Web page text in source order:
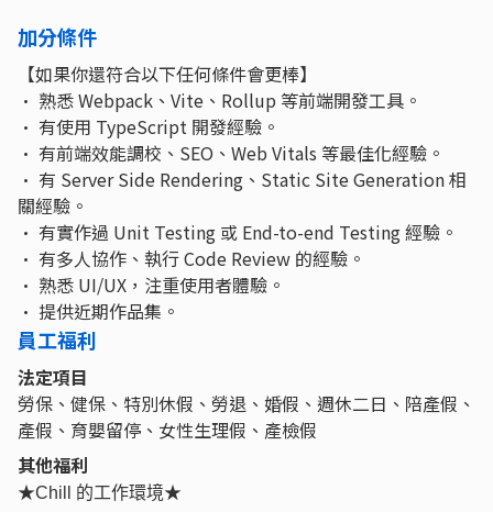
加分條件
【如果你還符合以下任何條件會更棒】
• 熟悉 Webpack、Vite、Rollup 等前端開發工具。
• 有使用 TypeScript 開發經驗。
• 有前端效能調校、SEO、Web Vitals 等最佳化經驗。
• 有 Server Side Rendering、Static Site Generation 相
關經驗。
• 有實作過 Unit Testing 或 End-to-end Testing 經驗。
• 有多人協作、執行 Code Review 的經驗。
• 熟悉 UI/UX，注重使用者體驗。
• 提供近期作品集。
員工福利
法定項目
勞保、健保、特別休假、勞退、婚假、週休二日、陪產假、
產假、育嬰留停、女性生理假、產檢假
其他福利
★Chill 的工作環境★